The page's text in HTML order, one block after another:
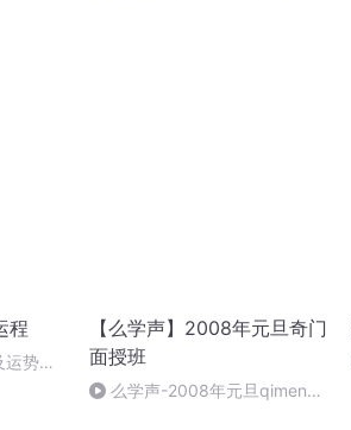
程
势预
【么学声】2008年元旦奇门
面授班
么学声-2008年元旦qimen面